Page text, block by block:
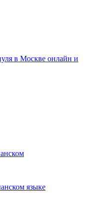
в Москве онлайн и
языке